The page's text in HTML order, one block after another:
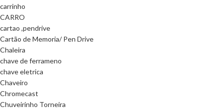
carrinho
CARRO
cartao ,pendrive
Cartão de Memoria/ Pen Drive
Chaleira
chave de ferrameno
chave eletrica
Chaveiro
Chromecast
Chuveirinho Torneira